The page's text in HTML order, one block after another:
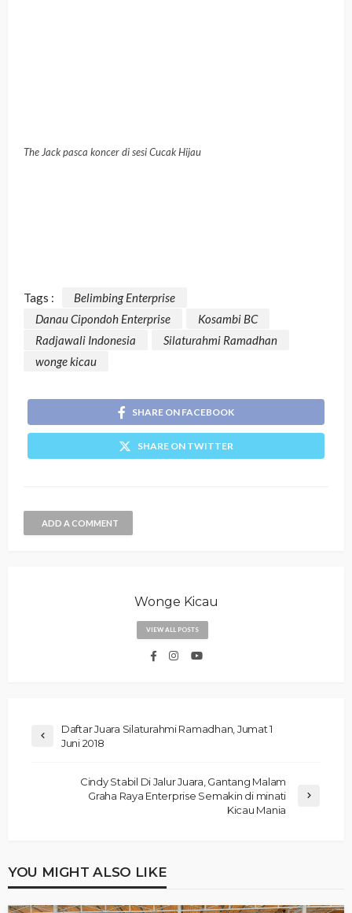
The Jack pasca koncer di sesi Cucak Hijau
Tags :
Belimbing Enterprise
Danau Cipondoh Enterprise
Kosambi BC
Radjawali Indonesia
Silaturahmi Ramadhan
wonge kicau
SHARE ON FACEBOOK
SHARE ON TWITTER
ADD A COMMENT
Wonge Kicau
VIEW ALL POSTS
Daftar Juara Silaturahmi Ramadhan, Jumat 1
Juni 2018
Cindy Stabil Di Jalur Juara, Gantang Malam
Graha Raya Enterprise Semakin di minati
Kicau Mania
YOU MIGHT ALSO LIKE